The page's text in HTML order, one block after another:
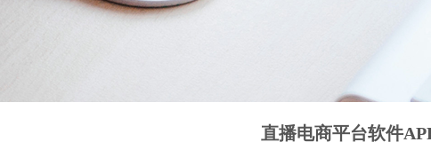
直播电商平台软件